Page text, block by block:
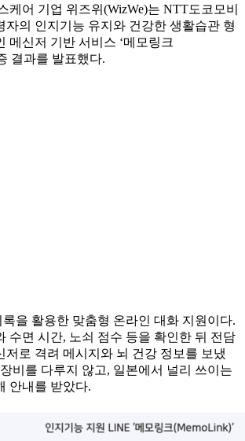
케어 기업 위즈위(WizWe)는 NTT도코모비
자의 인지기능 유지와 건강한 생활습관 형
메신저 기반 서비스 ‘메모링크
결과를 발표했다.
을 활용한 맞춤형 온라인 대화 지원이다.
수면 시간, 노쇠 점수 등을 확인한 뒤 전담
저로 격려 메시지와 뇌 건강 정보를 보냈
비를 다루지 않고, 일본에서 널리 쓰이는
안내를 받았다.